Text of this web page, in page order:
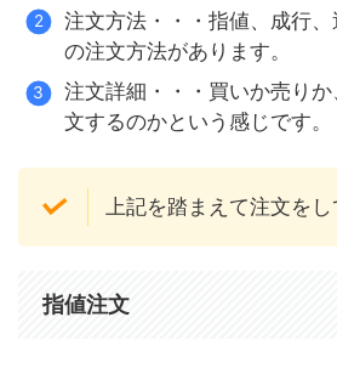
注文方法・・・指値、成行
の注文方法があります。
注文詳細・・・買いか売り
文するのかという感じです。
上記を踏まえて注文を
指値注文